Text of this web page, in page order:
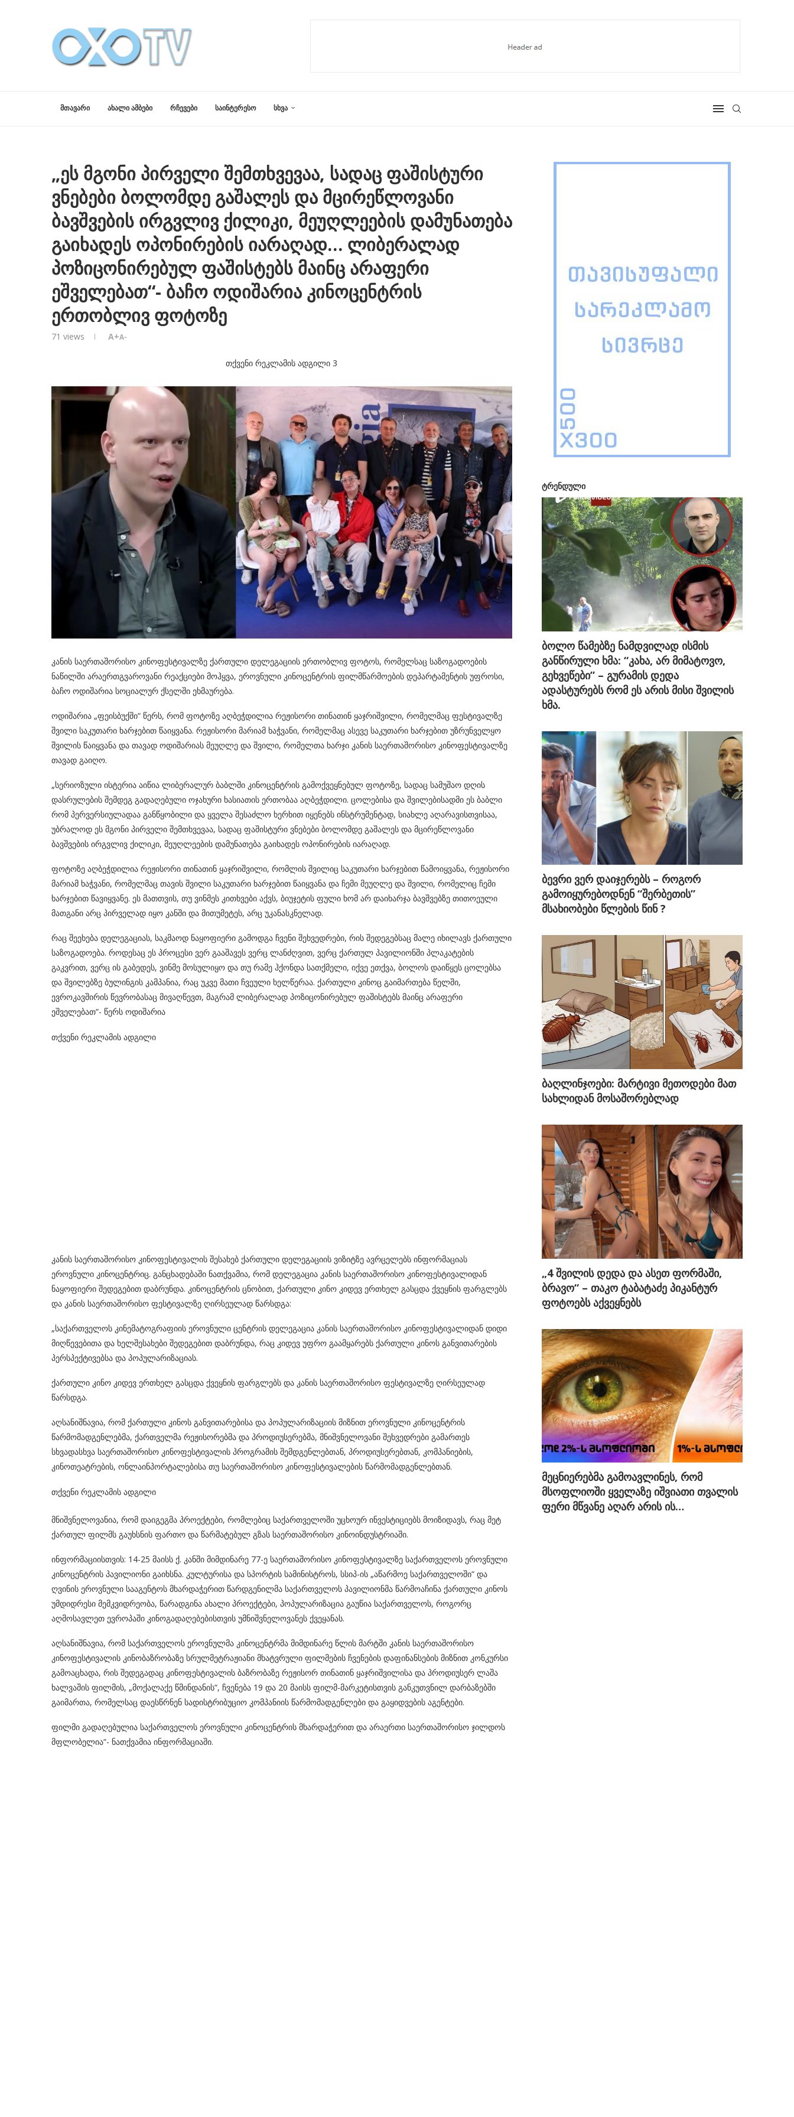
ᲛᲗᲐᲕᲐᲠᲘ ᲐᲮᲐᲚᲘ ᲐᲛᲑᲔᲑᲘ ᲠᲩᲔᲕᲔᲑᲘ ᲡᲐᲘᲜᲢᲔᲠᲔᲡᲝ ᲡᲮᲕᲐ
„ეს მგონი პირველი შემთხვევაა, სადაც ფაშისტური
ვნებები ბოლომდე გაშალეს და მცირეწლოვანი
ბავშვების ირგვლივ ქილიკი, მეუღლეების დამუნათება
გაიხადეს ოპონირების იარაღად… ლიბერალად
პოზიცონირებულ ფაშისტებს მაინც არაფერი
ეშველებათ“- ბაჩო ოდიშარია კინოცენტრის
ერთობლივ ფოტოზე
71 views A+A-
თქვენი რეკლამის ადგილი 3
კანის საერთაშორისო კინოფესტივალზე ქართული დელეგაციის ერთობლივ ფოტოს, რომელსაც საზოგადოების
ნაწილში არაერთგვაროვანი რეაქციები მოჰყვა, ეროვნული კინოცენტრის ფილმწარმოების დეპარტამენტის უფროსი,
ბაჩო ოდიშარია სოციალურ ქსელში ეხმაურება.
ოდიშარია „ფეისბუქში“ წერს, რომ ფოტოზე აღბეჭდილია რეჟისორი თინათინ ყაჯრიშვილი, რომელმაც ფესტივალზე
შვილი საკუთარი ხარჯებით წაიყვანა. რეჟისორი მარიამ ხაჭვანი, რომელმაც ასევე საკუთარი ხარჯებით უზრუნველყო
შვილის წაიყვანა და თავად ოდიშარიას მეუღლე და შვილი, რომელთა ხარჯი კანის საერთაშორისო კინოფესტივალზე
თავად გაიღო.
„სერიოზული ისტერია აიწია ლიბერალურ ბაბლში კინოცენტრის გამოქვეყნებულ ფოტოზე, სადაც სამუშაო დღის
დასრულების შემდეგ გადაღებული ოჯახური ხასიათის ერთობაა აღბეჭდილი. ცოლებისა და შვილებისადმი ეს ბაბლი
რომ პერვერსიულადაა განწყობილი და ყველა შესაძლო ხერხით იყენებს ინსტრუმენტად, სიახლე აღარავისთვისაა,
უბრალოდ ეს მგონი პირველი შემთხვევაა, სადაც ფაშისტური ვნებები ბოლომდე გაშალეს და მცირეწლოვანი
ბავშვების ირგვლივ ქილიკი, მეუღლეების დამუნათება გაიხადეს ოპონირების იარაღად.
ფოტოზე აღბეჭდილია რეჟისორი თინათინ ყაჯრიშვილი, რომლის შვილიც საკუთარი ხარჯებით წამოიყვანა, რეჟისორი
მარიამ ხაჭვანი, რომელმაც თავის შვილი საკუთარი ხარჯებით წაიყვანა და ჩემი მეუღლე და შვილი, რომელიც ჩემი
ხარჯებით წავიყვანე. ეს მათთვის, თუ ვინმეს კითხვები აქვს, ბიუჯეტის ფული ხომ არ დაიხარჯა ბავშვებზე თითოეული
მათგანი არც პირველად იყო კანში და მითუმეტეს, არც უკანასკნელად.
რაც შეეხება დელეგაციას, საკმაოდ ნაყოფიერი გამოდგა ჩვენი შეხვედრები, რის შედეგებსაც მალე იხილავს ქართული
საზოგადოება. როდესაც ეს პროცესი ვერ გააშავეს ვერც ლანძღვით, ვერც ქართულ პავილიონში პლაკატების
გაკვრით, ვერც ის გაბედეს, ვინმე მოსულიყო და თუ რამე ჰქონდა სათქმელი, იქვე ეთქვა, ბოლოს დაიწყეს ცოლებსა
და შვილებზე ბულინგის კამპანია, რაც უკვე მათი ჩვეული ხელწერაა. ქართული კინოც გაიმართება წელში,
ევროკავშირის წევრობასაც მივაღწევთ, მაგრამ ლიბერალად პოზიცონირებულ ფაშისტებს მაინც არაფერი
ეშველებათ“- წერს ოდიშარია
თქვენი რეკლამის ადგილი
კანის საერთაშორისო კინოფესტივალის შესახებ ქართული დელეგაციის ვიზიტზე ავრცელებს ინფორმაციას
ეროვნული კინოცენტრიც. განცხადებაში ნათქვამია, რომ დელეგაცია კანის საერთაშორისო კინოფესტივალიდან
ნაყოფიერი შედეგებით დაბრუნდა. კინოცენტრის ცნობით, ქართული კინო კიდევ ერთხელ გასცდა ქვეყნის ფარგლებს
და კანის საერთაშორისო ფესტივალზე ღირსეულად წარსდგა:
„საქართველოს კინემატოგრაფიის ეროვნული ცენტრის დელეგაცია კანის საერთაშორისო კინოფესტივალიდან დიდი
მიღწევებითა და ხელშესახები შედეგებით დაბრუნდა, რაც კიდევ უფრო გაამყარებს ქართული კინოს განვითარების
პერსპექტივებსა და პოპულარიზაციას.
ქართული კინო კიდევ ერთხელ გასცდა ქვეყნის ფარგლებს და კანის საერთაშორისო ფესტივალზე ღირსეულად
წარსდგა.
აღსანიშნავია, რომ ქართული კინოს განვითარებისა და პოპულარიზაციის მიზნით ეროვნული კინოცენტრის
წარმომადგენლებმა, ქართველმა რეჟისორებმა და პროდიუსერებმა, მნიშვნელოვანი შეხვედრები გამართეს
სხვადასხვა საერთაშორისო კინოფესტივალის პროგრამის შემდგენლებთან, პროდიუსერებთან, კომპანიების,
კინოთეატრების, ონლაინპორტალებისა თუ საერთაშორისო კინოფესტივალების წარმომადგენლებთან.
თქვენი რეკლამის ადგილი
მნიშვნელოვანია, რომ დაიგეგმა პროექტები, რომლებიც საქართველოში უცხოურ ინვესტიციებს მოიზიდავს, რაც მეტ
ქართულ ფილმს გაუხსნის ფართო და წარმატებულ გზას საერთაშორისო კინოინდუსტრიაში.
ინფორმაციისთვის: 14-25 მაისს ქ. კანში მიმდინარე 77-ე საერთაშორისო კინოფესტივალზე საქართველოს ეროვნული
კინოცენტრის პავილიონი გაიხსნა. კულტურისა და სპორტის სამინისტროს, სსიპ-ის „აწარმოე საქართველოში“ და
ღვინის ეროვნული სააგენტოს მხარდაჭერით წარდგენილმა საქართველოს პავილიონმა წარმოაჩინა ქართული კინოს
უმდიდრესი მემკვიდრეობა, წარადგინა ახალი პროექტები, პოპულარიზაცია გაუწია საქართველოს, როგორც
აღმოსავლეთ ევროპაში კინოგადაღებებისთვის უმნიშვნელოვანეს ქვეყანას.
აღსანიშნავია, რომ საქართველოს ეროვნულმა კინოცენტრმა მიმდინარე წლის მარტში კანის საერთაშორისო
კინოფესტივალის კინობაზრობაზე სრულმეტრაჟიანი მხატვრული ფილმების ჩვენების დაფინანსების მიზნით კონკურსი
გამოაცხადა, რის შედეგადაც კინოფესტივალის ბაზრობაზე რეჟისორ თინათინ ყაჯრიშვილისა და პროდიუსერ ლაშა
ხალვაშის ფილმის, „მოქალაქე წმინდანის“, ჩვენება 19 და 20 მაისს ფილმ-მარკეტისთვის განკუთვნილ დარბაზებში
გაიმართა, რომელსაც დაესწრნენ სადისტრიბუციო კომპანიის წარმომადგენლები და გაყიდვების აგენტები.
ფილმი გადაღებულია საქართველოს ეროვნული კინოცენტრის მხარდაჭერით და არაერთი საერთაშორისო ჯილდოს
მფლობელია“- ნათქვამია ინფორმაციაში.
ტრენდული
ბოლო წამებზე ნამდვილად ისმის
განწირული ხმა: “კახა, არ მიმატოვო,
გეხვეწები” – გურამის დედა
ადასტურებს რომ ეს არის მისი შვილის
ხმა.
ბევრი ვერ დაიჯერებს – როგორ
გამოიყურებოდნენ “შერბეთის”
მსახიობები წლების წინ ?
ბაღლინჯოები: მარტივი მეთოდები მათ
სახლიდან მოსაშორებლად
„4 შვილის დედა და ასეთ ფორმაში,
ბრავო“ – თაკო ტაბატაძე პიკანტურ
ფოტოებს აქვეყნებს
მეცნიერებმა გამოავლინეს, რომ
მსოფლიოში ყველაზე იშვიათი თვალის
ფერი მწვანე აღარ არის ის…